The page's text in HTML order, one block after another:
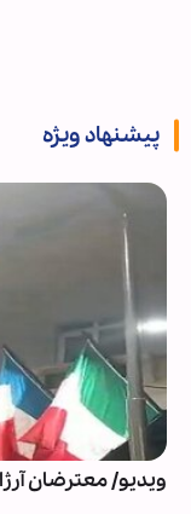
پیشنهاد ویژه
ویدیو/ معترضان